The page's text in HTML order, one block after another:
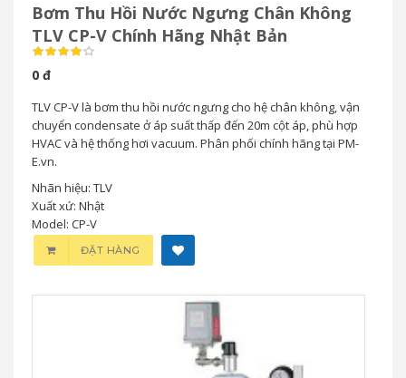
Bơm Thu Hồi Nước Ngưng Chân Không
TLV CP-V Chính Hãng Nhật Bản
0 đ
TLV CP-V là bơm thu hồi nước ngưng cho hệ chân không, vận
chuyển condensate ở áp suất thấp đến 20m cột áp, phù hợp
HVAC và hệ thống hơi vacuum. Phân phối chính hãng tại PM-
E.vn.
Nhãn hiệu: TLV
Xuất xứ: Nhật
Model: CP-V
ĐẶT HÀNG